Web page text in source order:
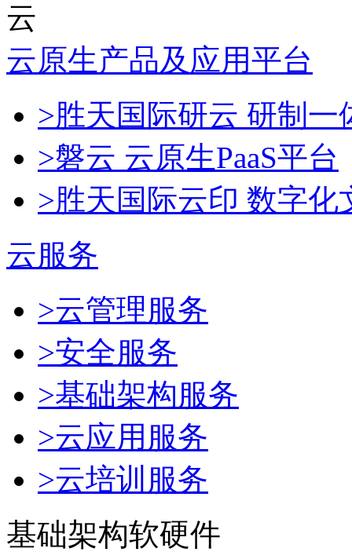
云
云原生产品及应用平台
>胜天国际研云 研制
>磐云 云原生PaaS平台
>胜天国际云印 数字化
云服务
>云管理服务
>安全服务
>基础架构服务
>云应用服务
>云培训服务
基础架构软硬件